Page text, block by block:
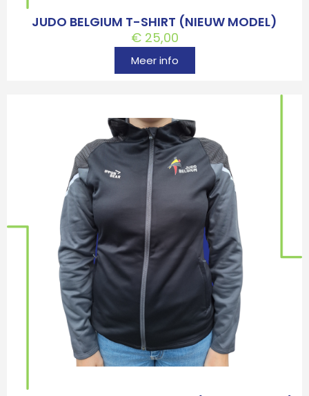
JUDO BELGIUM T-SHIRT (NIEUW MODEL)
€25,00
Meer info